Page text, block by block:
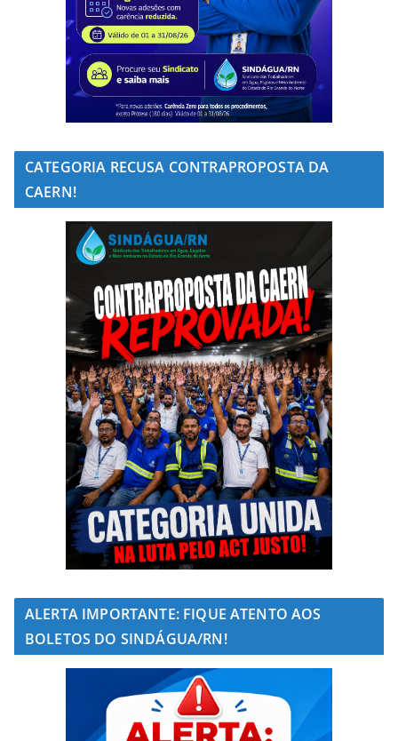
CATEGORIA RECUSA CONTRAPROPOSTA DA
CAERN!
ALERTA IMPORTANTE: FIQUE ATENTO AOS
BOLETOS DO SINDÁGUA/RN!